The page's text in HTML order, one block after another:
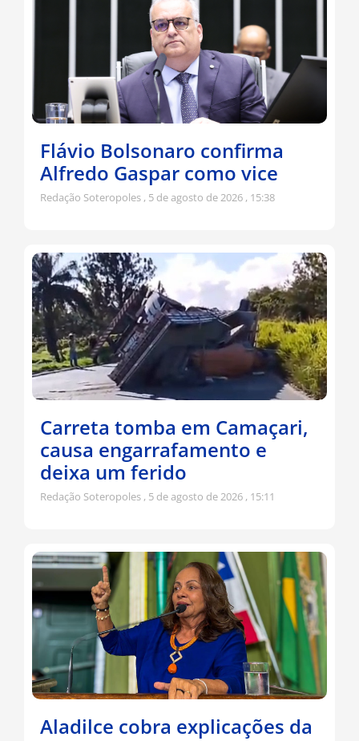
Flávio Bolsonaro confirma
Alfredo Gaspar como vice
Redação Soteropoles 5 de agosto de 2026 15:38
Carreta tomba em Camaçari,
causa engarrafamento e
deixa um ferido
Redação Soteropoles 5 de agosto de 2026 15:11
Aladilce cobra explicações da